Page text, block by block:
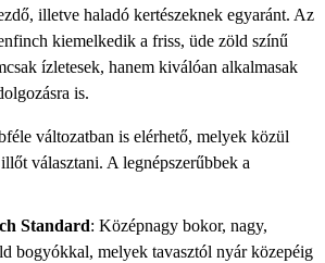
illetve haladó kertészeknek egyaránt. Az
kiemelkedik a friss, üde zöld színű
ízletesek, hanem kiválóan alkalmasak
is.
változatban is elérhető, melyek közül
választani. A legnépszerűbbek a
Standard: Középnagy bokor, nagy,
bogyókkal, melyek tavasztól nyár közepéig